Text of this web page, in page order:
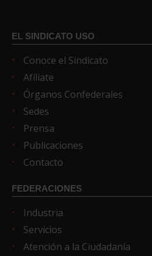
EL SINDICATO USO
Conoce el Sindicato
Afíliate
Órganos Confederales
Sedes
Prensa
Publicaciones
Contacto
FEDERACIONES
Industria
Servicios
Atención a la Ciudadanía